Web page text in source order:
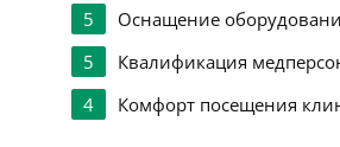
5
Оснащение
5
Квалификация
4
Комфорт посещения